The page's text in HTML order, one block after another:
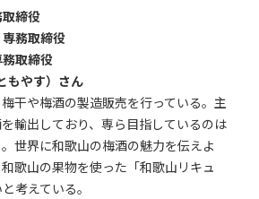
締役
務取締役
取締役
もやす）さん
干や梅酒の製造販売を行っている。主
輸出しており、専ら目指しているのは
。世界に和歌山の梅酒の魅力を伝えよ
歌山の果物を使った「和歌山リキュ
考えている。